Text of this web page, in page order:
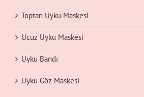
Toptan Uyku Maskesi
Ucuz Uyku Maskesi
Uyku Bandı
Uyku Göz Maskesi